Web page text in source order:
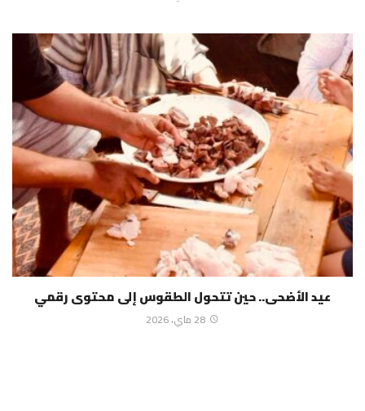
عيد الأضحى.. حين تتحول الطقوس إلى محتوى رقمي
28 ماي، 2026